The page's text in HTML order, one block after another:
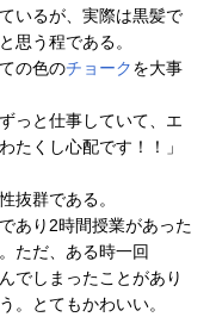
いるが、実際は黒髪で
思う程である。
の色のチョークを大事
っと仕事していて、エ
たくし心配です！！」
抜群である。
あり2時間授業があった
ただ、ある時一回
でしまったことがあり
。とてもかわいい。